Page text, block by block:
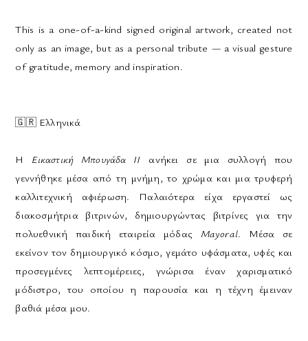
This is a one-of-a-kind signed original artwork, created not
only as an image, but as a personal tribute — a visual gesture
of gratitude, memory and inspiration.
🇬🇷 Ελληνικά
Η Εικαστική Μπουγάδα II ανήκει σε μια συλλογή που
γεννήθηκε μέσα από τη μνήμη, το χρώμα και μια τρυφερή
καλλιτεχνική αφιέρωση. Παλαιότερα είχα εργαστεί ως
διακοσμήτρια βιτρινών, δημιουργώντας βιτρίνες για την
πολυεθνική παιδική εταιρεία μόδας Mayoral. Μέσα σε
εκείνον τον δημιουργικό κόσμο, γεμάτο υφάσματα, υφές και
προσεγμένες λεπτομέρειες, γνώρισα έναν χαρισματικό
μόδιστρο, του οποίου η παρουσία και η τέχνη έμειναν
βαθιά μέσα μου.